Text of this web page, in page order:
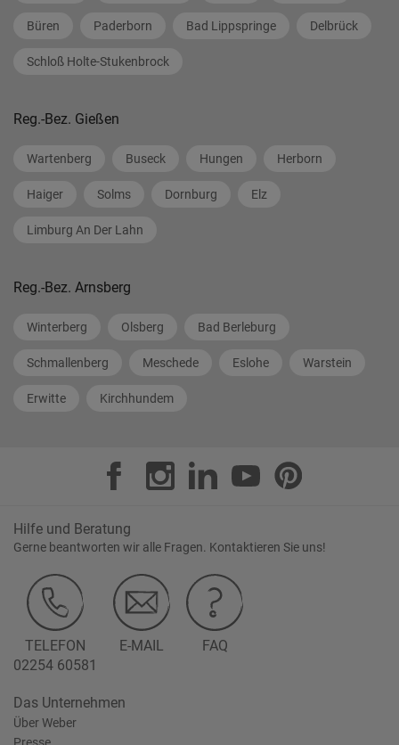
Büren Paderborn Bad Lippspringe Delbrück
Schloß Holte-Stukenbrock
Reg.-Bez. Gießen
Wartenberg Buseck Hungen Herborn
Haiger Solms Dornburg Elz
Limburg An Der Lahn
Reg.-Bez. Arnsberg
Winterberg Olsberg Bad Berleburg
Schmallenberg Meschede Eslohe Warstein
Erwitte Kirchhundem
Hilfe und Beratung
Gerne beantworten wir alle Fragen. Kontaktieren Sie uns!
TELEFON
02254 60581
E-MAIL FAQ
Das Unternehmen
Über Weber